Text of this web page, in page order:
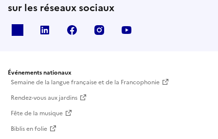
sur les réseaux sociaux
Linkedin Facebook Instagram
Événements nationaux
Semaine de la langue française et de la Francophonie
Rendez-vous aux jardins
Fête de la musique
Biblis en folie